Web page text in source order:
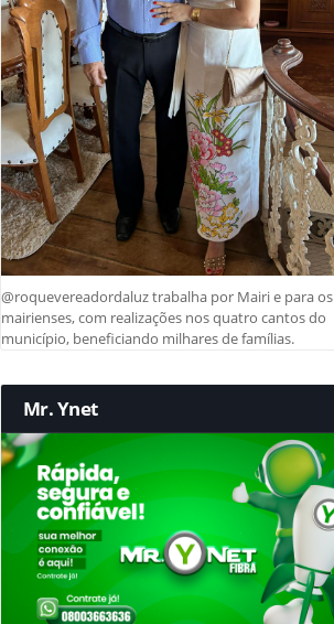
@roquevereadordaluz trabalha por Mairi e para os
mairienses, com realizações nos quatro cantos do
município, beneficiando milhares de famílias.
Mr. Ynet